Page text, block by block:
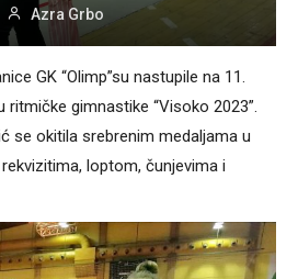
Azra Grbo
GK “Olimp”su nastupile na 11.
ritmičke gimnastike “Visoko 2023”.
se okitila srebrenim medaljama u
loptom, čunjevima i